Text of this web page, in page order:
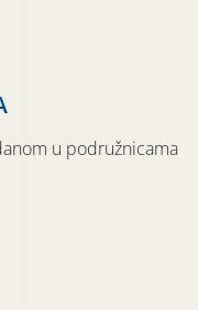
u podružnicama